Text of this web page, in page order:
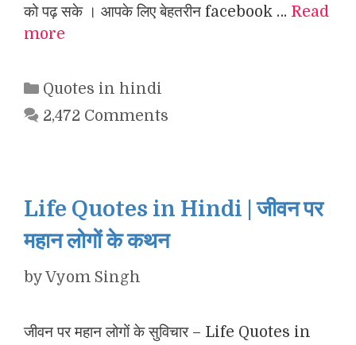
को पढ़ सके । आपके लिए बेहतरीन facebook … Read
more
Categories
Quotes in hindi
2,472 Comments
Life Quotes in Hindi | जीवन पर
महान लोगों के कथन
byVyom Singh
जीवन पर महान लोगों के सुविचार – Life Quotes in